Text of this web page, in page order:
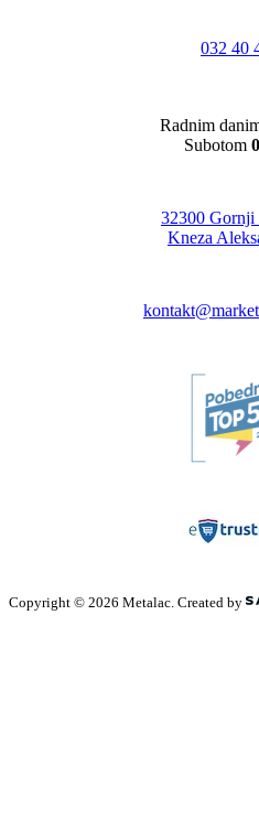
032 40
Radnim
Subotom
32300
Kneza
Copyright © 2026 Metalac. Created by